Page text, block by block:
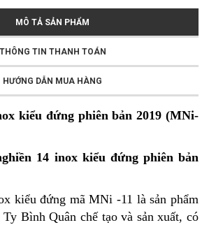
k
I
n
g
g
e
r
d
P
r
e
s
MÔ TẢ SẢN PHẨM
THÔNG TIN THANH TOÁN
HƯỚNG DẪN MUA HÀNG
kiểu đứng phiên bản 2019 (MNi-
14 inox kiểu đứng phiên bản
kiểu đứng mã MNi -11 là sản phẩm
Bình Quân chế tạo và sản xuất, có